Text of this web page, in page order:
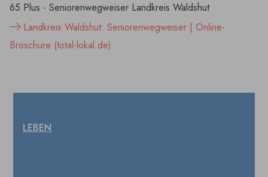
65 Plus - Seniorenwegweiser Landkreis Waldshut
Landkreis Waldshut: Seniorenwegweiser | Online-
Broschüre (total-lokal.de)
LEBEN